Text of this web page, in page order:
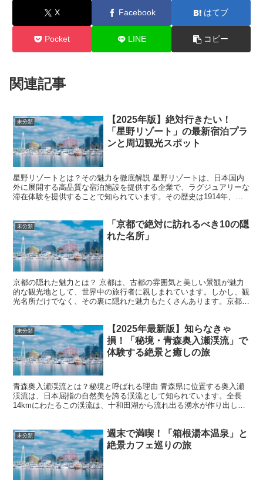
X Facebook はてブ
Pocket LINE コピー
関連記事
未分類
【2025年版】絶対行きたい！
「星野リゾート」の最新宿泊プラ
ンと周辺観光スポット
星野リゾートとは？その魅力を徹底解説 星野リゾートは、日本国内
外に展開する高品質な宿泊施設を提供する企業で、ラグジュアリーな
滞在体験を提供することで知られています。その歴史は1914年、長
未分類
「京都で絶対に訪れるべき10の隠
れた名所」
京都の隠れた魅力とは？ 京都は、古都の雰囲気と美しい景観が魅力
的な観光地として、世界中の旅行者に親しまれています。しかし、観
光名所だけでなく、その裏に隠れた魅力もたくさんあります。京都の
未分類
【2025年最新版】知らなきゃ
損！「秘境・青森奥入瀬渓流」で
体験する絶景と癒しの旅
青森奥入瀬渓流とは？秘境と呼ばれる理由 青森県に位置する奥入瀬
渓流は、日本屈指の自然美を誇る渓流として知られています。全長
14kmにわたるこの渓流は、十和田湖から流れ出る湧水が作り出した
未分類
週末で満喫！「箱根湯本温泉」と
絶景カフェ巡りの旅